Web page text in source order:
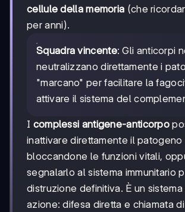
cellule della memoria (che
per anni).
Squadra vincente: Gli anticorpi
neutralizzano direttamente i
"marcano" per facilitare la
attivare il sistema del
I complessi antigene-anticorpo
inattivare direttamente il patogeno
bloccandone le funzioni vitali,
segnalarlo al sistema immunitario
distruzione definitiva. È un
azione: difesa diretta e chiamata